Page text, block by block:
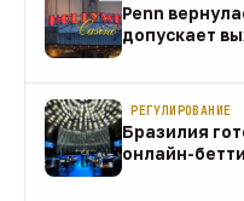
Penn
допускает
РЕГУЛИРОВАНИЕ
Бразилия
онлайн-